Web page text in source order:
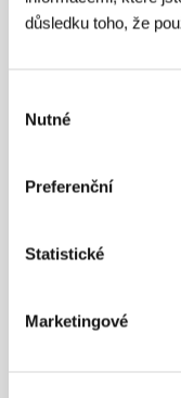
důsledku toho, že
souhlasu
Nutné
Preferenční
Statistické
Marketingové
Švejk v ruském
kriminálníka